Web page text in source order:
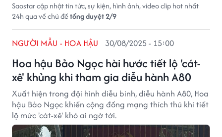
Saostar cập nhật tin tức, sự kiện, hình ảnh, video clip hot nhất
24h qua về chủ đềtổng duyệt 2/9
Hoa hậu Bảo Ngọc hài hước tiết lộ 'cát-
xê' khủng khi tham gia diễu hành A80
NGƯỜI MẪU - HOA HẬU 30/08/2025 - 15:00
Xuất hiện trong đội hình diễu binh, diễu hành A80, Hoa
hậu Bảo Ngọc khiến cộng đồng mạng thích thú khi tiết
lộ mức 'cát-xê' khó ai ngờ tới.